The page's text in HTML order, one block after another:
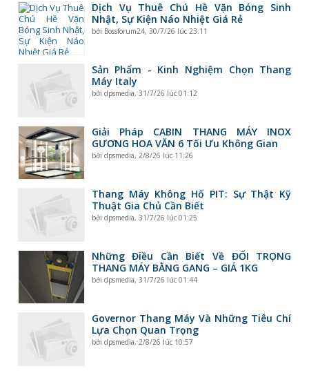
Dịch Vụ Thuê Chú Hề Vặn Bóng Sinh
Nhật, Sự Kiện Náo Nhiệt Giá Rẻ
bởi Bossforum24, 30/7/26 lúc 23:11
Sản Phẩm - Kinh Nghiệm Chọn Thang
Máy Italy
bởi dpsmedia, 31/7/26 lúc 01:12
Giải Pháp CABIN THANG MÁY INOX
GƯƠNG HOA VĂN 6 Tối Ưu Không Gian
bởi dpsmedia, 2/8/26 lúc 11:26
Thang Máy Không Hố PIT: Sự Thật Kỹ
Thuật Gia Chủ Cần Biết
bởi dpsmedia, 31/7/26 lúc 01:25
Những Điều Cần Biết Về ĐỐI TRỌNG
THANG MÁY BẰNG GANG – GIÁ 1KG
bởi dpsmedia, 31/7/26 lúc 01:44
Governor Thang Máy Và Những Tiêu Chí
Lựa Chọn Quan Trọng
bởi dpsmedia, 2/8/26 lúc 10:57